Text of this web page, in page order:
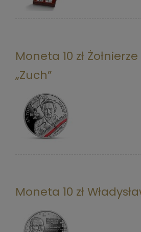
Moneta 10 zł
„Zuch”
Moneta 10 zł